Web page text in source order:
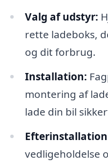
Valg af udstyr:
rette ladeboks,
og dit forbrug.
Installation:
montering af
lade din bil
Efterinstallation
vedligeholdelse